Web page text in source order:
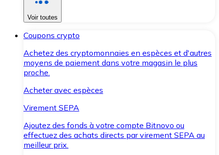
Voir toutes
Coupons crypto
Achetez des cryptomonnaies en espèces et d'autres
moyens de paiement dans votre magasin le plus
proche.
Acheter avec espèces
Virement SEPA
Ajoutez des fonds à votre compte Bitnovo ou
effectuez des achats directs par virement SEPA au
meilleur prix.